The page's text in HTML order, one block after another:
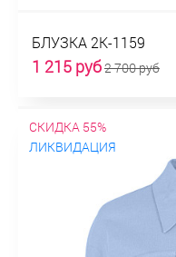
БЛУЗКА 2К-1159
1 215 руб2 700 руб
СКИДКА 55%
ЛИКВИДАЦИЯ